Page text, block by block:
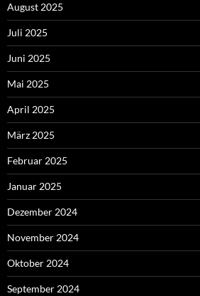
August 2025
Juli 2025
Juni 2025
Mai 2025
April 2025
März 2025
Februar 2025
Januar 2025
Dezember 2024
November 2024
Oktober 2024
September 2024